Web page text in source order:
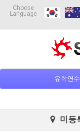
Choose
Language
유학연수
미등